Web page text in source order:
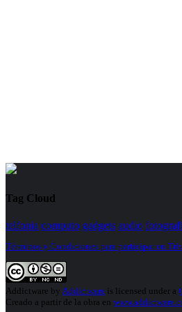
Tag Cloud
telfonia computo gadgets audio
Términos y Condiciones para participar en
Addictware by Addictware is licensed under a
Creado a partir de la obra en